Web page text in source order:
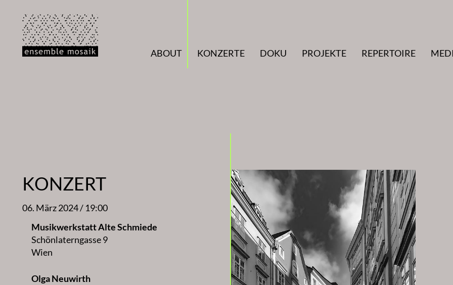
Inhalt
springen
ABOUT
KONZERTE DOKU PROJEKTE REPERTOIRE
KONZERT
06. März 2024 / 19:00
Musikwerkstatt Alte Schmiede
Schönlaterngasse 9
Wien
Olga Neuwirth